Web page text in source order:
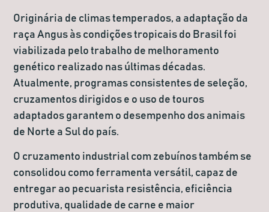
Originária de climas temperados, a adaptação da
raça Angus às condições tropicais do Brasil foi
viabilizada pelo trabalho de melhoramento
genético realizado nas últimas décadas.
Atualmente, programas consistentes de seleção,
cruzamentos dirigidos e o uso de touros
adaptados garantem o desempenho dos animais
de Norte a Sul do país.
O cruzamento industrial com zebuínos também se
consolidou como ferramenta versátil, capaz de
entregar ao pecuarista resistência, eficiência
produtiva, qualidade de carne e maior